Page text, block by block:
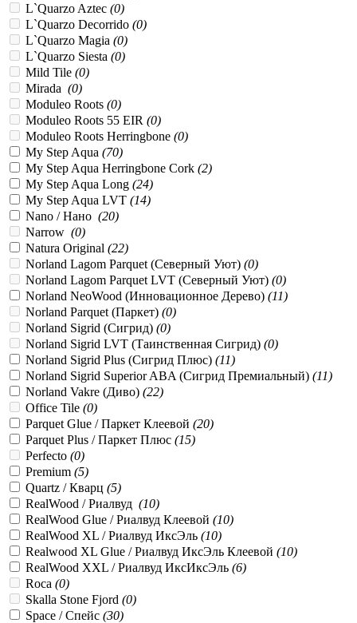
L`Quarzo Aztec (0)
L`Quarzo Decorrido (0)
L`Quarzo Magia (0)
L`Quarzo Siesta (0)
Mild Tile (0)
Mirada (0)
Moduleo Roots (0)
Moduleo Roots 55 EIR (0)
Moduleo Roots Herringbone (0)
My Step Aqua (70)
My Step Aqua Herringbone Cork (2)
My Step Aqua Long (24)
My Step Aqua LVT (14)
Nano / Нано (20)
Narrow (0)
Natura Original (22)
Norland Lagom Parquet (Северный Уют) (0)
Norland Lagom Parquet LVT (Северный Уют) (0)
Norland NeoWood (Инновационное Дерево) (11)
Norland Parquet (Паркет) (0)
Norland Sigrid (Сигрид) (0)
Norland Sigrid LVT (Таинственная Сигрид) (0)
Norland Sigrid Plus (Сигрид Плюс) (11)
Norland Sigrid Superior ABA (Сигрид Премиальный) (11)
Norland Vakre (Диво) (22)
Office Tile (0)
Parquet Glue / Паркет Клеевой (20)
Parquet Plus / Паркет Плюс (15)
Perfecto (0)
Premium (5)
Quartz / Кварц (5)
RealWood / Риалвуд (10)
RealWood Glue / Риалвуд Клеевой (10)
RealWood XL / Риалвуд ИксЭль (10)
Realwood XL Glue / Риалвуд ИксЭль Клеевой (10)
RealWood XXL / Риалвуд ИксИксЭль (6)
Roca (0)
Skalla Stone Fjord (0)
Space / Спейс (30)